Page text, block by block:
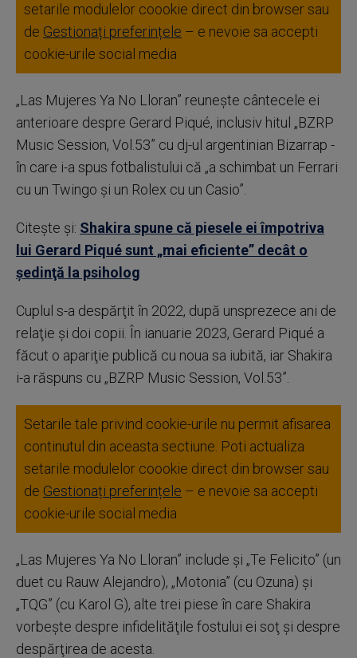
setarile modulelor coookie direct din browser sau
de Gestionați preferințele – e nevoie sa accepti
cookie-urile social media
„Las Mujeres Ya No Lloran” reuneşte cântecele ei
anterioare despre Gerard Piqué, inclusiv hitul „BZRP
Music Session, Vol.53” cu dj-ul argentinian Bizarrap -
în care i-a spus fotbalistului că „a schimbat un Ferrari
cu un Twingo şi un Rolex cu un Casio”.
Citește și: Shakira spune că piesele ei împotriva
lui Gerard Piqué sunt „mai eficiente” decât o
şedinţă la psiholog
Cuplul s-a despărţit în 2022, după unsprezece ani de
relaţie şi doi copii. În ianuarie 2023, Gerard Piqué a
făcut o apariţie publică cu noua sa iubită, iar Shakira
i-a răspuns cu „BZRP Music Session, Vol.53”.
Setarile tale privind cookie-urile nu permit afisarea
continutul din aceasta sectiune. Poti actualiza
setarile modulelor coookie direct din browser sau
de Gestionați preferințele – e nevoie sa accepti
cookie-urile social media
„Las Mujeres Ya No Lloran” include şi „Te Felicito” (un
duet cu Rauw Alejandro), „Motonia” (cu Ozuna) şi
„TQG” (cu Karol G), alte trei piese în care Shakira
vorbeşte despre infidelităţile fostului ei soţ şi despre
despărţirea de acesta.